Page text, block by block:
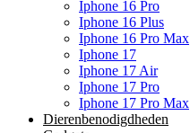
Iphone 16 Pro
Iphone 16 Plus
Iphone 16 Pro Max
Iphone 17
Iphone 17 Air
Iphone 17 Pro
Iphone 17 Pro Max
Dierenbenodigdheden